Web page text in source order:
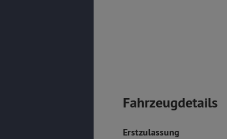
Fahrzeugdetails
Erstzulassung